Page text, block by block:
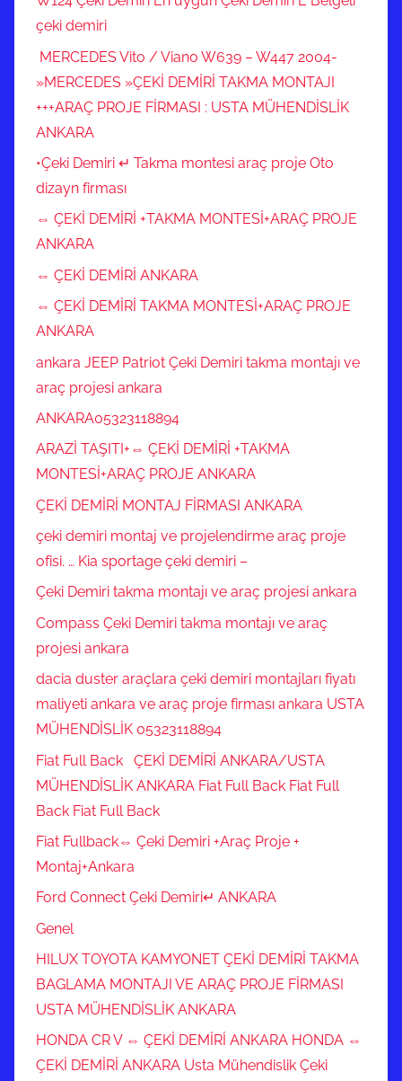
çeki demiri
MERCEDES Vito / Viano W639 – W447 2004-
»MERCEDES »ÇEKİ DEMİRİ TAKMA MONTAJI
+++ARAÇ PROJE FİRMASI : USTA MÜHENDİSLİK
ANKARA
•Çeki Demiri ↵ Takma montesi araç proje Oto
dizayn firması
⇔ ÇEKİ DEMİRİ +TAKMA MONTESİ+ARAÇ PROJE
ANKARA
⇔ ÇEKİ DEMİRİ ANKARA
⇔ ÇEKİ DEMİRİ TAKMA MONTESİ+ARAÇ PROJE
ANKARA
ankara JEEP Patriot Çeki Demiri takma montajı ve
araç projesi ankara
ANKARA05323118894
ARAZİ TAŞITI+⇔ ÇEKİ DEMİRİ +TAKMA
MONTESİ+ARAÇ PROJE ANKARA
ÇEKİ DEMİRİ MONTAJ FİRMASI ANKARA
çeki demiri montaj ve projelendirme araç proje
ofisi. … Kia sportage çeki demiri –
Çeki Demiri takma montajı ve araç projesi ankara
Compass Çeki Demiri takma montajı ve araç
projesi ankara
dacia duster araçlara çeki demiri montajları fiyatı
maliyeti ankara ve araç proje firması ankara USTA
MÜHENDİSLİK 05323118894
Fiat Full Back ÇEKİ DEMİRİ ANKARA/USTA
MÜHENDİSLİK ANKARA Fiat Full Back Fiat Full
Back Fiat Full Back
Fiat Fullback⇔ Çeki Demiri +Araç Proje +
Montaj+Ankara
Ford Connect Çeki Demiri↵ ANKARA
Genel
HILUX TOYOTA KAMYONET ÇEKİ DEMİRİ TAKMA
BAGLAMA MONTAJI VE ARAÇ PROJE FİRMASI
USTA MÜHENDİSLİK ANKARA
HONDA CR V ⇔ ÇEKİ DEMİRİ ANKARA HONDA ⇔
ÇEKİ DEMİRİ ANKARA Usta Mühendislik Çeki